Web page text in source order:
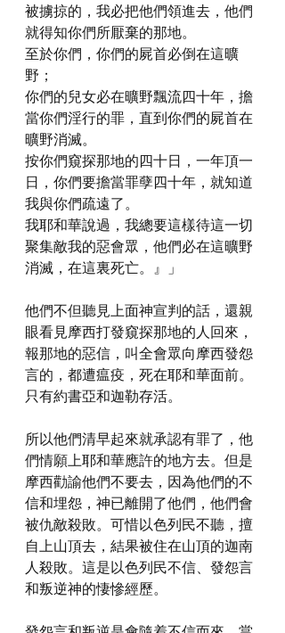
被擄掠的，我必把他們領進去，他們
就得知你們所厭棄的那地。
至於你們，你們的屍首必倒在這曠
野；
你們的兒女必在曠野飄流四十年，擔
當你們淫行的罪，直到你們的屍首在
曠野消滅。
按你們窺探那地的四十日，一年頂一
日，你們要擔當罪孽四十年，就知道
我與你們疏遠了。
我耶和華說過，我總要這樣待這一切
聚集敵我的惡會眾，他們必在這曠野
消滅，在這裏死亡。』」
他們不但聽見上面神宣判的話，還親
眼看見摩西打發窺探那地的人回來，
報那地的惡信，叫全會眾向摩西發怨
言的，都遭瘟疫，死在耶和華面前。
只有約書亞和迦勒存活。
所以他們清早起來就承認有罪了，他
們情願上耶和華應許的地方去。但是
摩西勸諭他們不要去，因為他們的不
信和埋怨，神已離開了他們，他們會
被仇敵殺敗。可惜以色列民不聽，擅
自上山頂去，結果被住在山頂的迦南
人殺敗。這是以色列民不信、發怨言
和叛逆神的悽慘經歷。